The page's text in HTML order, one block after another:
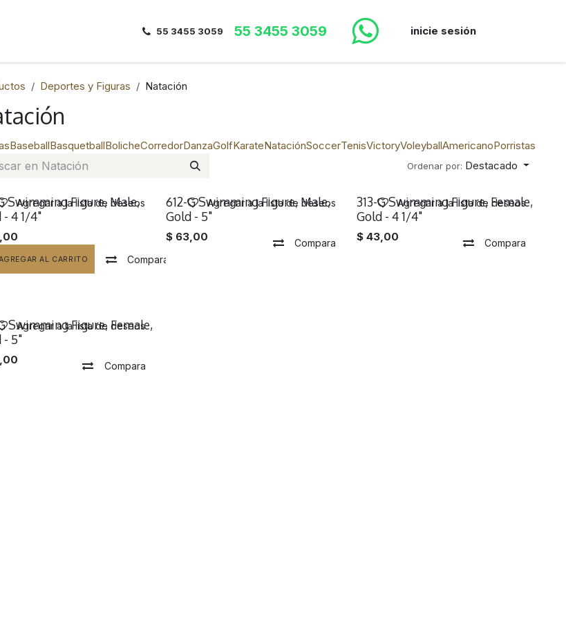
55 3455 3059 55 3455 3059 inicie sesión
Deportes y Figuras Natación
BaseballBasquetballBolicheCorredorDanzaGolfKarateNataciónSoccerTenisVictoryVoleyballAmericanoPorristas
Ordenar por: Destacado
Swimming Figure, Male,
- 4 1/4"
AL CARRITO Compara
Agregar a la lista de deseos
612-G Swimming Figure, Male,
Gold - 5"
$ 63,00 Compara
Agregar a la lista de deseos
313-G Swimming Figure, Female,
Gold - 4 1/4"
$ 43,00 Compara
Agregar a la lista de deseos
Swimming Figure, Female,
- 5"
Compara
Agregar a la lista de deseos